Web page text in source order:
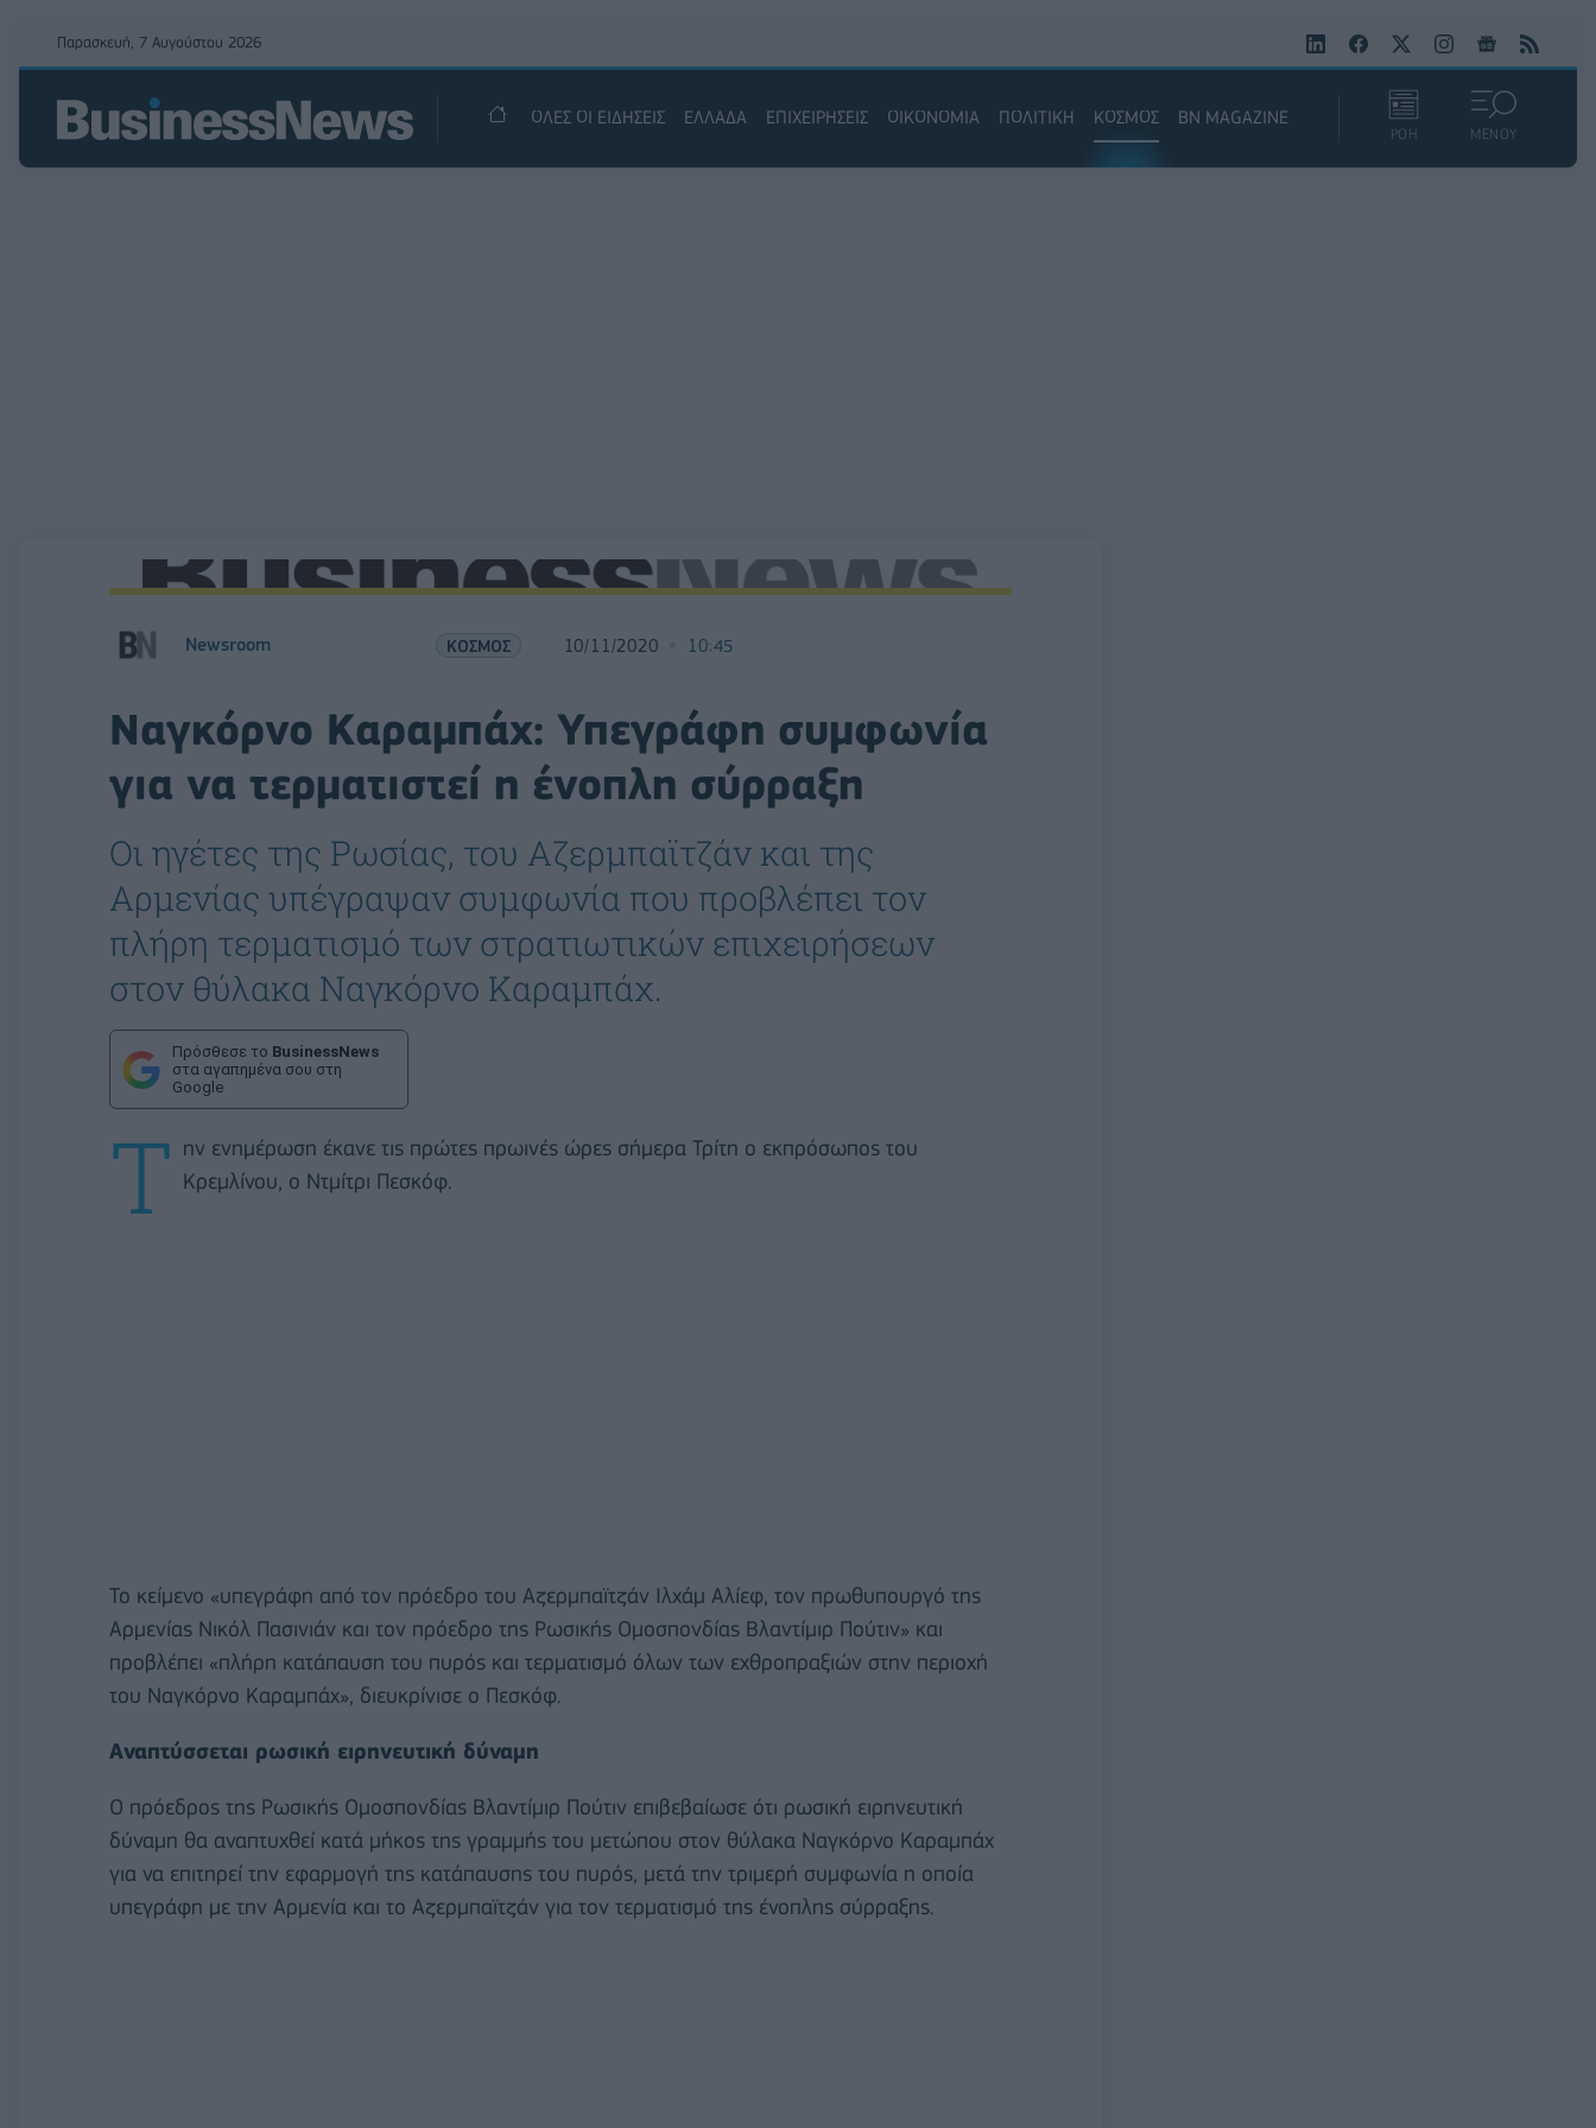
Παρασκευή, 7 Αυγούστου 2026
ΟΛΕΣ ΟΙ ΕΙΔΗΣΕΙΣ ΕΛΛΑΔΑ ΕΠΙΧΕΙΡΗΣΕΙΣ ΟΙΚΟΝΟΜΙΑ ΠΟΛΙΤΙΚΗ ΚΟΣΜΟΣ BN MAGAZINE
ΡΟΗ ΜΕΝΟΥ
Newsroom ΚΟΣΜΟΣ 10/11/2020 10:45
Ναγκόρνο Καραμπάχ: Υπεγράφη συμφωνία
για να τερματιστεί η ένοπλη σύρραξη
Οι ηγέτες της Ρωσίας, του Αζερμπαϊτζάν και της
Αρμενίας υπέγραψαν συμφωνία που προβλέπει τον
πλήρη τερματισμό των στρατιωτικών επιχειρήσεων
στον θύλακα Ναγκόρνο Καραμπάχ.
Πρόσθεσε το BusinessNews
στα αγαπημένα σου στη
Google
Τ ην ενημέρωση έκανε τις πρώτες πρωινές ώρες σήμερα Τρίτη ο εκπρόσωπος του
Κρεμλίνου, ο Ντμίτρι Πεσκόφ.
Το κείμενο «υπεγράφη από τον πρόεδρο του Αζερμπαϊτζάν Ιλχάμ Αλίεφ, τον πρωθυπουργό της
Αρμενίας Νικόλ Πασινιάν και τον πρόεδρο της Ρωσικής Ομοσπονδίας Βλαντίμιρ Πούτιν» και
προβλέπει «πλήρη κατάπαυση του πυρός και τερματισμό όλων των εχθροπραξιών στην περιοχή
του Ναγκόρνο Καραμπάχ», διευκρίνισε ο Πεσκόφ.
Αναπτύσσεται ρωσική ειρηνευτική δύναμη
Ο πρόεδρος της Ρωσικής Ομοσπονδίας Βλαντίμιρ Πούτιν επιβεβαίωσε ότι ρωσική ειρηνευτική
δύναμη θα αναπτυχθεί κατά μήκος της γραμμής του μετώπου στον θύλακα Ναγκόρνο Καραμπάχ
για να επιτηρεί την εφαρμογή της κατάπαυσης του πυρός, μετά την τριμερή συμφωνία η οποία
υπεγράφη με την Αρμενία και το Αζερμπαϊτζάν για τον τερματισμό της ένοπλης σύρραξης.